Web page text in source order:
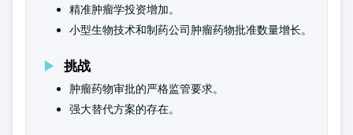
精准肿瘤学投资增加。
小型生物技术和制药公司肿瘤药物批准数量增长。
挑战
肿瘤药物审批的严格监管要求。
强大替代方案的存在。